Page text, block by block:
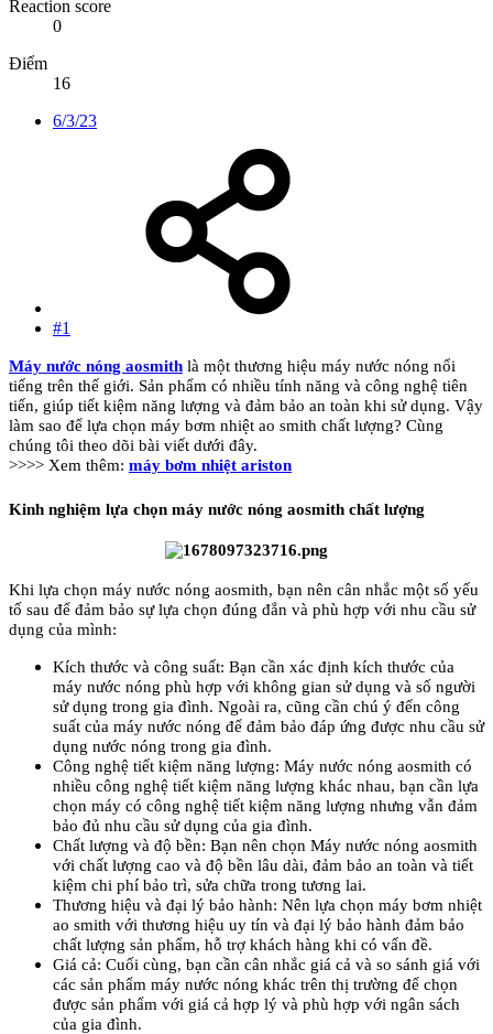
Reaction score
0
Điểm
16
6/3/23
#1
Máy nước nóng aosmith là một thương hiệu máy nước nóng nổi
tiếng trên thế giới. Sản phẩm có nhiều tính năng và công nghệ tiên
tiến, giúp tiết kiệm năng lượng và đảm bảo an toàn khi sử dụng. Vậy
làm sao để lựa chọn máy bơm nhiệt ao smith chất lượng? Cùng
chúng tôi theo dõi bài viết dưới đây.
>>>> Xem thêm: máy bơm nhiệt ariston
Kinh nghiệm lựa chọn máy nước nóng aosmith chất lượng
Khi lựa chọn máy nước nóng aosmith, bạn nên cân nhắc một số yếu
tố sau để đảm bảo sự lựa chọn đúng đắn và phù hợp với nhu cầu sử
dụng của mình:
Kích thước và công suất: Bạn cần xác định kích thước của
máy nước nóng phù hợp với không gian sử dụng và số người
sử dụng trong gia đình. Ngoài ra, cũng cần chú ý đến công
suất của máy nước nóng để đảm bảo đáp ứng được nhu cầu sử
dụng nước nóng trong gia đình.
Công nghệ tiết kiệm năng lượng: Máy nước nóng aosmith có
nhiều công nghệ tiết kiệm năng lượng khác nhau, bạn cần lựa
chọn máy có công nghệ tiết kiệm năng lượng nhưng vẫn đảm
bảo đủ nhu cầu sử dụng của gia đình.
Chất lượng và độ bền: Bạn nên chọn Máy nước nóng aosmith
với chất lượng cao và độ bền lâu dài, đảm bảo an toàn và tiết
kiệm chi phí bảo trì, sửa chữa trong tương lai.
Thương hiệu và đại lý bảo hành: Nên lựa chọn máy bơm nhiệt
ao smith với thương hiệu uy tín và đại lý bảo hành đảm bảo
chất lượng sản phẩm, hỗ trợ khách hàng khi có vấn đề.
Giá cả: Cuối cùng, bạn cần cân nhắc giá cả và so sánh giá với
các sản phẩm máy nước nóng khác trên thị trường để chọn
được sản phẩm với giá cả hợp lý và phù hợp với ngân sách
của gia đình.